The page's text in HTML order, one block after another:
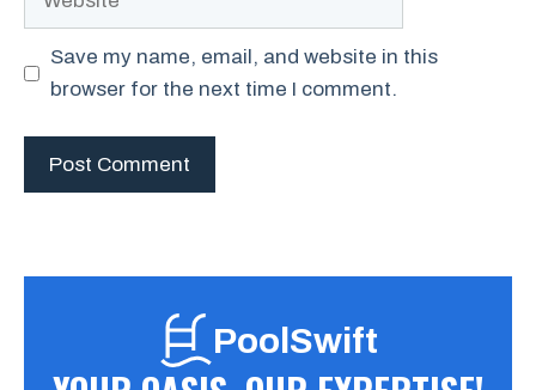
Save my name, email, and website in this
browser for the next time I comment.
PoolSwift